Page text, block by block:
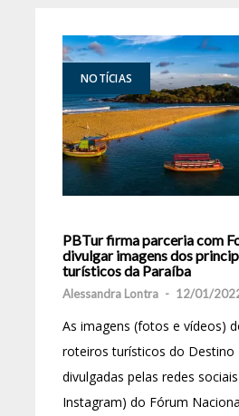
NOTÍCIAS
PBTur firma parceria com
divulgar imagens dos
turísticos da Paraíba
Alessandra Lontra - 12/01/
As imagens (fotos e vídeos)
roteiros turísticos do Destino
divulgadas pelas redes
Instagram) do Fórum